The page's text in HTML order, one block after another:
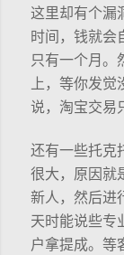
这里却有个漏
时间，钱就会
只有一个月。
上，等你发觉
说，淘宝交易
还有一些托克
很大，原因就
新人，然后进
天时能说些专
户拿提成。等